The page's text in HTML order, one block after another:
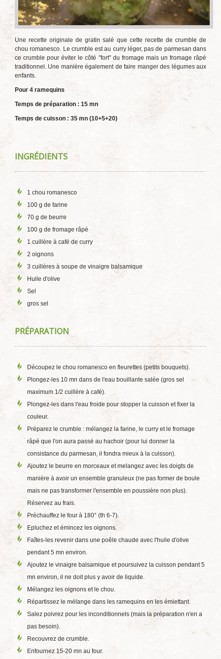
Une recette originale de gratin salé que cette recette de crumble de
chou romanesco. Le crumble est au curry léger, pas de parmesan dans
ce crumble pour éviter le côté "fort" du fromage mais un fromage râpé
traditionnel. Une manière également de faire manger des légumes aux
enfants.
Pour 4 ramequins
Temps de préparation : 15 mn
Temps de cuisson : 35 mn (10+5+20)
INGRÉDIENTS
1 chou romanesco
100 g de farine
70 g de beurre
100 g de fromage râpé
1 cuillère à café de curry
2 oignons
3 cuillères à soupe de vinaigre balsamique
Huile d'olive
Sel
gros sel
PRÉPARATION
Découpez le chou romanesco en fleurettes (petits bouquets).
Plongez-les 10 mn dans de l'eau bouillante salée (gros sel
maximum 1/2 cuillère à café).
Plongez-les dans l'eau froide pour stopper la cuisson et fixer la
couleur.
Préparez le crumble : mélangez la farine, le curry et le fromage
râpé que l'on aura passé au hachoir (pour lui donner la
consistance du parmesan, il fondra mieux à la cuisson).
Ajoutez le beurre en morceaux et melangez avec les doigts de
manière à avoir un ensemble granuleux (ne pas former de boule
mais ne pas transformer l'ensemble en poussière non plus).
Réservez au frais.
Préchauffez le four à 180° (th 6-7).
Epluchez et émincez les oignons.
Faîtes-les revenir dans une poêle chaude avec l'huile d'olive
pendant 5 mn environ.
Ajoutez le vinaigre balsamique et poursuivez la cuisson pendant 5
mn environ, il ne doit plus y avoir de liquide.
Mélangez les oignons et le chou.
Répartissez le mélange dans les ramequins en les émiettant.
Salez poivrez pour les inconditionnels (mais la préparation n'en a
pas besoin).
Recouvrez de crumble.
Enfournez 15-20 mn au four.